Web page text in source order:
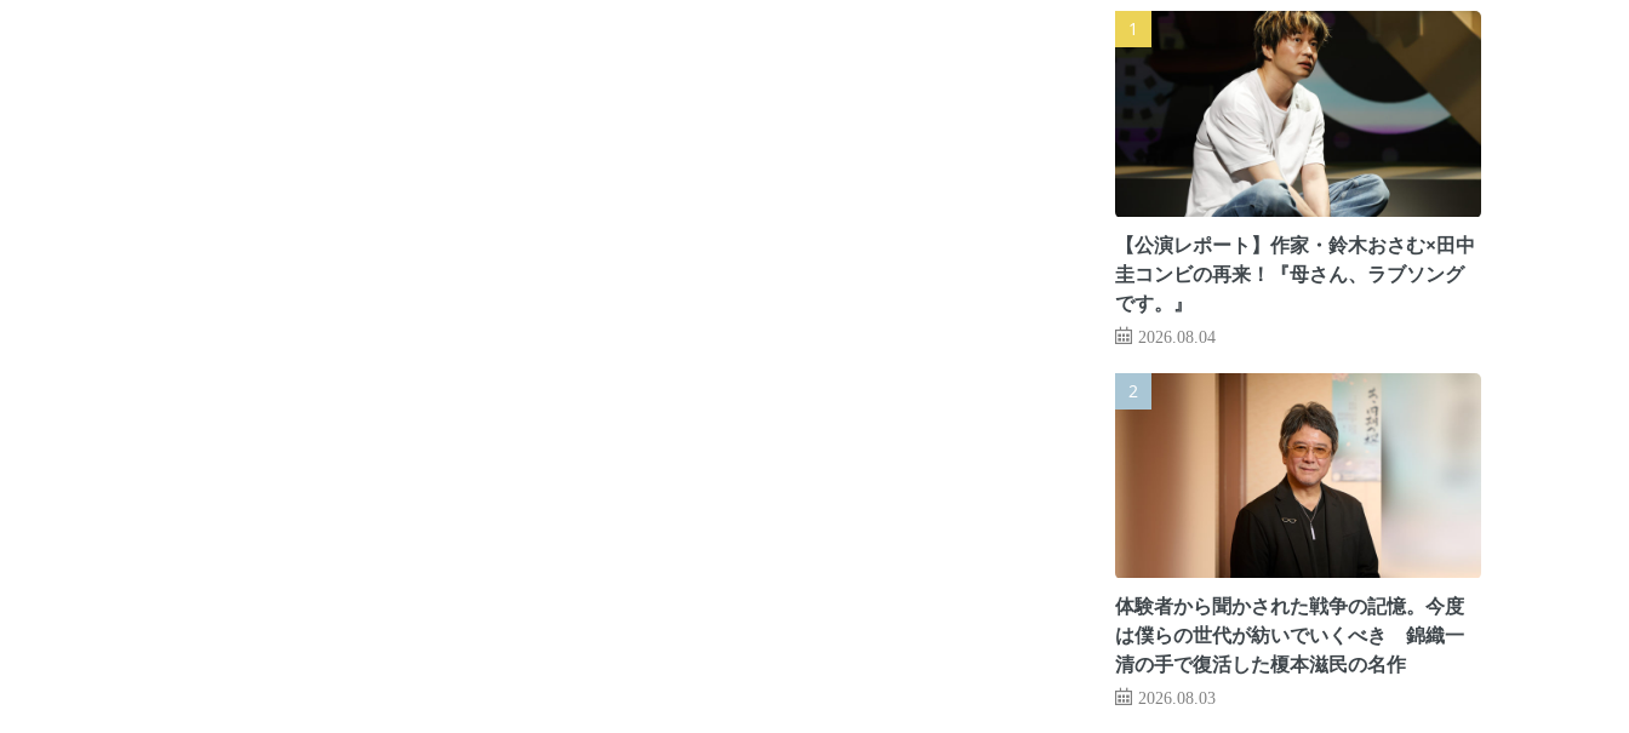
【公演レポート】作家・鈴木おさむ×田中
圭コンビの再来！『母さん、ラブソング
です。』
2026.08.04
体験者から聞かされた戦争の記憶。今度
は僕らの世代が紡いでいくべき 錦織一
清の手で復活した榎本滋民の名作
2026.08.03